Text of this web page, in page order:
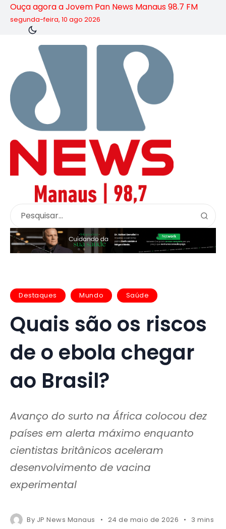
Ouça agora a Jovem Pan News Manaus 98.7 FM
segunda-feira, 10 ago 2026
Destaques Mundo Saúde
Quais são os riscos
de o ebola chegar
ao Brasil?
Avanço do surto na África colocou dez
países em alerta máximo enquanto
cientistas britânicos aceleram
desenvolvimento de vacina
experimental
By JP News Manaus 24 de maio de 2026 3 mins